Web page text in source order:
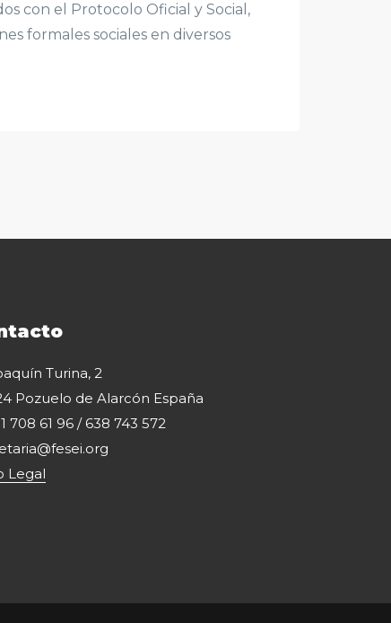
con el Protocolo Oficial y Social,
formales sociales en diversos
Turina, 2
Pozuelo de Alarcón España
708 61 96 / 638 743 572
Legal